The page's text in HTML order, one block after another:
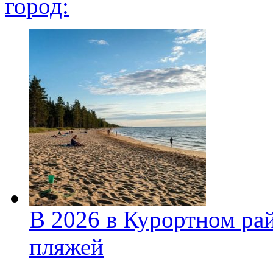
город:
В 2026 в Курортном
пляжей